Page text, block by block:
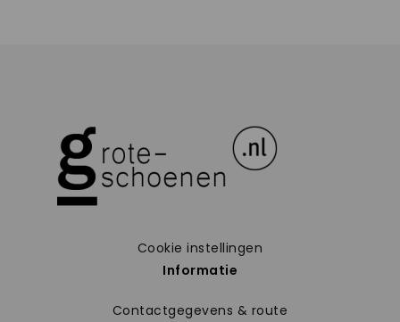
Cookie instellingen
Informatie
Contactgegevens & route